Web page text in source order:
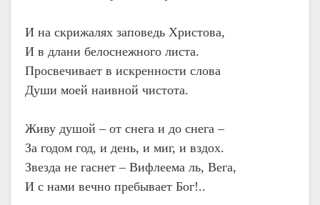
И на скрижалях заповедь Христова,
И в длани белоснежного листа.
Просвечивает в искренности слова
Души моей наивной чистота.
Живу душой – от снега и до снега –
За годом год, и день, и миг, и вздох.
Звезда не гаснет – Вифлеема ль, Вега,
И с нами вечно пребывает Бог!..